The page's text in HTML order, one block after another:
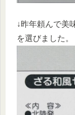
↓昨年頼んで美
を選びました。